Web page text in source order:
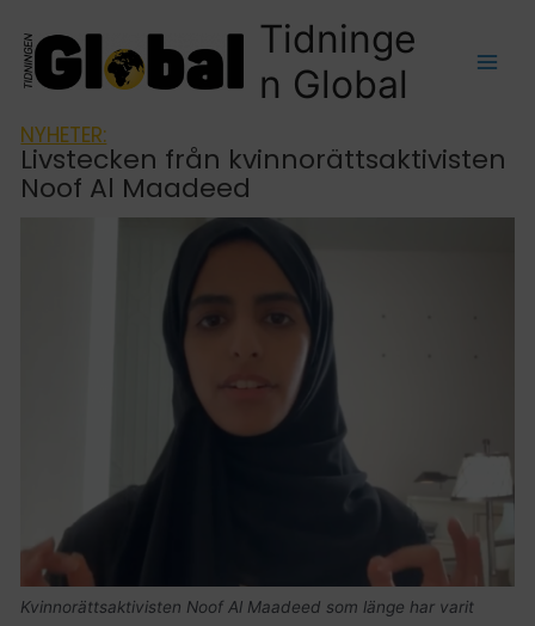
Tidninge
n Global
NYHETER:
Livstecken från kvinnorättsaktivisten
Noof Al Maadeed
Kvinnorättsaktivisten Noof Al Maadeed som länge har varit